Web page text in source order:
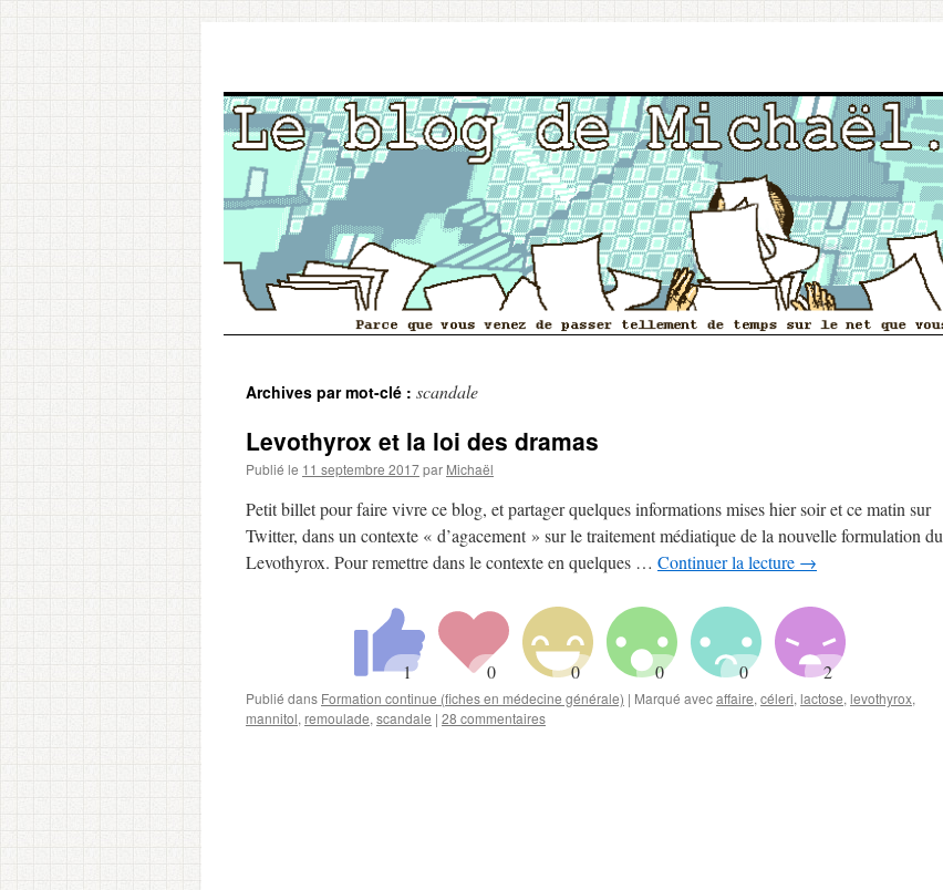
contenu
Archives par mot-clé : scandale
Levothyrox et la loi des dramas
Publié le 11 septembre 2017par Michaël
Petit billet pour faire vivre ce blog, et partager quelques informations mises hier soir et ce matin sur
Twitter, dans un contexte « d’agacement » sur le traitement médiatique de la nouvelle formulation du
Levothyrox. Pour remettre dans le contexte en quelques … Continuer la lecture →
Publié dans Formation continue (fiches en médecine générale) | Marqué avecaffaire, céleri, lactose, levothyrox,
mannitol, remoulade, scandale | 28 commentaires